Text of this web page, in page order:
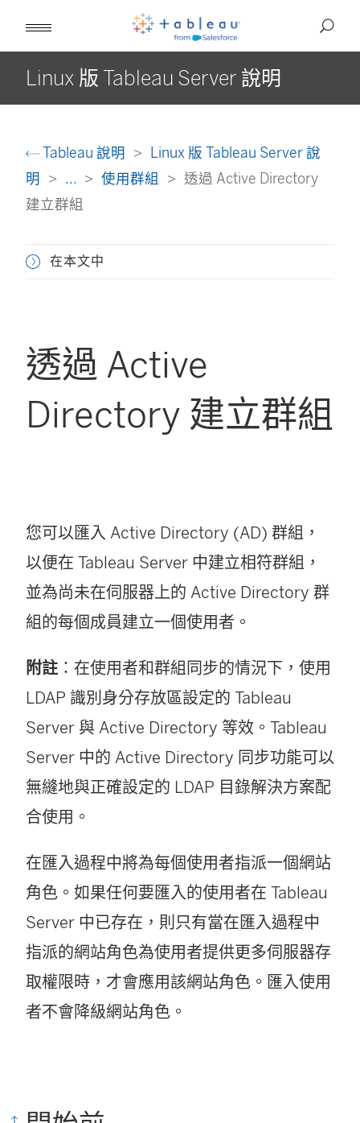
Linux 版 Tableau Server 說明
Tableau 說明
Linux 版 Tableau Server 說
明
... 使用群組
透過 Active Directory
建立群組
在本文中
透過 Active
Directory 建立群組
您可以匯入 Active Directory (AD) 群組，
以便在 Tableau Server 中建立相符群組，
並為尚未在伺服器上的 Active Directory 群
組的每個成員建立一個使用者。
附註 ：在使用者和群組同步的情況下，使用
LDAP 識別身分存放區設定的 Tableau
Server 與 Active Directory 等效。Tableau
Server 中的 Active Directory 同步功能可以
無縫地與正確設定的 LDAP 目錄解決方案配
合使用。
在匯入過程中將為每個使用者指派一個網站
角色。如果任何要匯入的使用者在 Tableau
Server 中已存在，則只有當在匯入過程中
指派的網站角色為使用者提供更多伺服器存
取權限時，才會應用該網站角色。匯入使用
者不會降級網站角色。